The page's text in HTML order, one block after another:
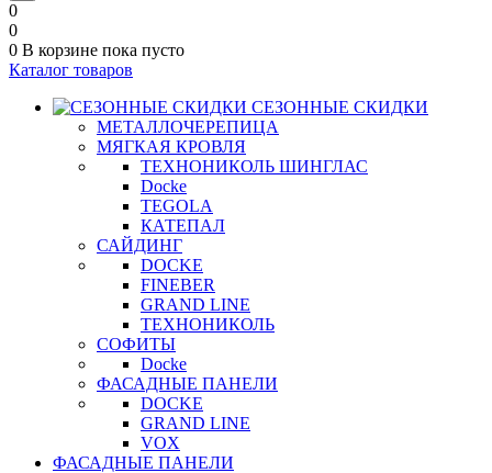
0
0
0 В корзине пока пусто
Каталог товаров
СЕЗОННЫЕ СКИДКИ
МЕТАЛЛОЧЕРЕПИЦА
МЯГКАЯ КРОВЛЯ
ТЕХНОНИКОЛЬ ШИНГЛАС
Docke
TEGOLA
КАТЕПАЛ
САЙДИНГ
DOCKE
FINEBER
GRAND LINE
ТЕХНОНИКОЛЬ
СОФИТЫ
Docke
ФАСАДНЫЕ ПАНЕЛИ
DOCKE
GRAND LINE
VOX
ФАСАДНЫЕ ПАНЕЛИ